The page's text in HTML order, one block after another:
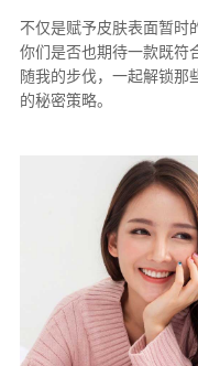
不仅是赋予皮肤表面暂时
你们是否也期待一款既符
随我的步伐，一起解锁那
的秘密策略。